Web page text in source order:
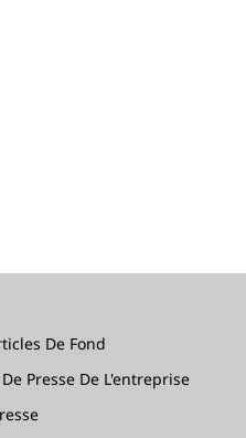
De Fond
Presse De L'entreprise